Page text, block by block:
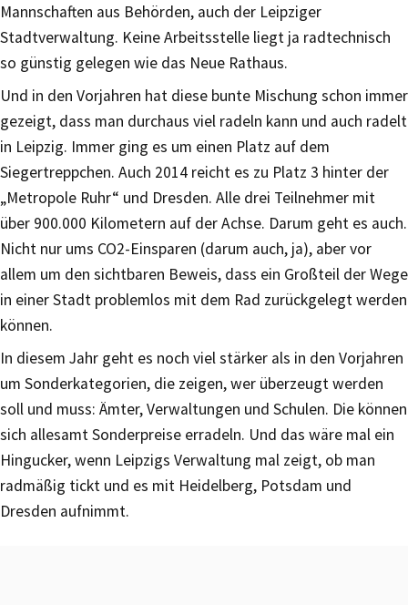
Mannschaften aus Behörden, auch der Leipziger
Stadtverwaltung. Keine Arbeitsstelle liegt ja radtechnisch
so günstig gelegen wie das Neue Rathaus.
Und in den Vorjahren hat diese bunte Mischung schon immer
gezeigt, dass man durchaus viel radeln kann und auch radelt
in Leipzig. Immer ging es um einen Platz auf dem
Siegertreppchen. Auch 2014 reicht es zu Platz 3 hinter der
„Metropole Ruhr“ und Dresden. Alle drei Teilnehmer mit
über 900.000 Kilometern auf der Achse. Darum geht es auch.
Nicht nur ums CO2-Einsparen (darum auch, ja), aber vor
allem um den sichtbaren Beweis, dass ein Großteil der Wege
in einer Stadt problemlos mit dem Rad zurückgelegt werden
können.
In diesem Jahr geht es noch viel stärker als in den Vorjahren
um Sonderkategorien, die zeigen, wer überzeugt werden
soll und muss: Ämter, Verwaltungen und Schulen. Die können
sich allesamt Sonderpreise erradeln. Und das wäre mal ein
Hingucker, wenn Leipzigs Verwaltung mal zeigt, ob man
radmäßig tickt und es mit Heidelberg, Potsdam und
Dresden aufnimmt.